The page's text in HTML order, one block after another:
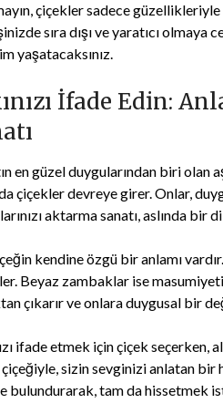
çiçekler sadece
sıra dışı ve yaratıcı olmaya
yaşatacaksınız.
İfade Edin:
en güzel duygularından biri
çiçekler devreye girer. Onlar,
aktarma sanatı, aslında
kendine özgü bir anlamı
Beyaz zambaklar ise
çıkarır ve onlara duygusal bir
ifade etmek için çiçek
sizin sevginizi anlatan bir
bulundurarak, tam da hissetmek